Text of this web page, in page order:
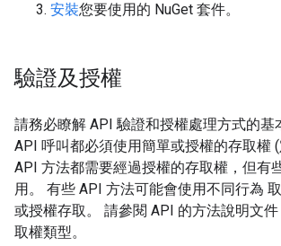
安裝您要使用的 NuGet 套件。
驗證及授權
請務必瞭解 API 驗證和授權處理方式的基
API 呼叫都必須使用簡單或授權的存取權
API 方法都需要經過授權的存取權，但有
用。 有些 API 方法可能會使用不同行為
或授權存取。 請參閱 API 的方法說明文
取權類型。